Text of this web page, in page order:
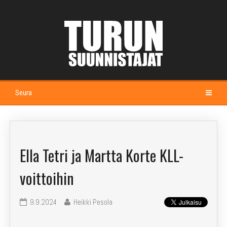
Seura
Etusivu
Ella Tetri ja Martta Korte KLL-
voittoihin
9.9.2024 Heikki Pesola